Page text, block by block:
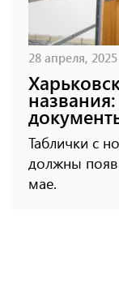
28 апреля,
Таблички с
должны
мае.